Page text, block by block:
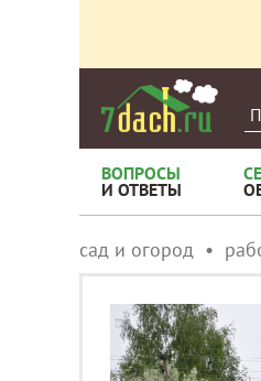
ВОПРОСЫ
И ОТВЕТЫ
сад и огород